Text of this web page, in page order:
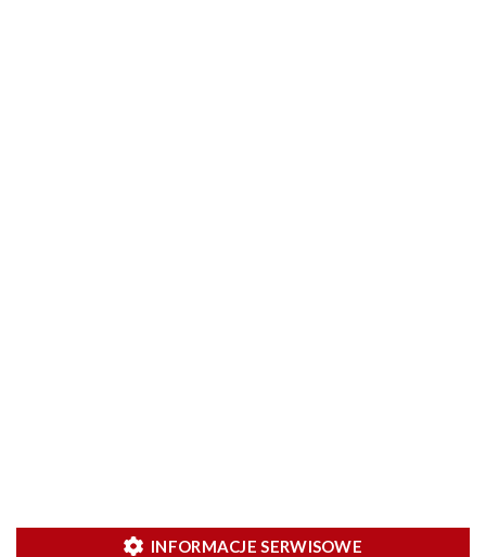
INFORMACJE SERWISOWE